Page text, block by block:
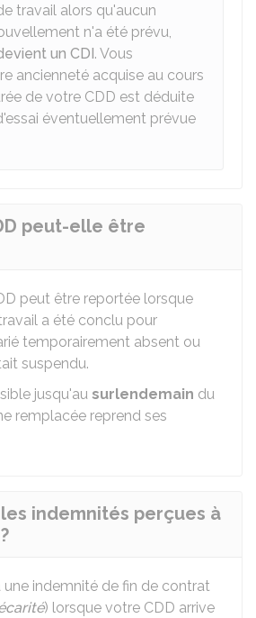
travail alors qu'aucun
n'a été prévu,
un CDI. Vous
ancienneté acquise au cours
de votre CDD est déduite
éventuellement prévue
peut-elle être
peut être reportée lorsque
a été conclu pour
temporairement absent ou
suspendu.
jusqu'au surlendemain du
remplacée reprend ses
indemnités perçues à
indemnité de fin de contrat
) lorsque votre CDD arrive